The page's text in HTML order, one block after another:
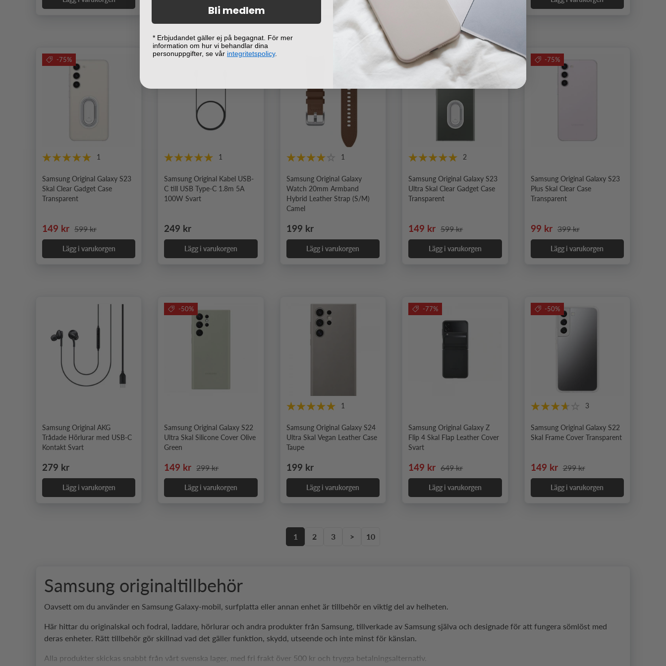
-75%
1
Samsung Original Galaxy S23
Skal Clear Gadget Case
Transparent
Nedsatt pris
149 kr Ordinarie pris
599 kr
Lägg i varukorgen
1
Samsung Original Kabel USB-
C till USB Type-C 1.8m 5A
100W Svart
Ordinarie pris
249 kr
Lägg i varukorgen
1
Samsung Original Galaxy
Watch 20mm Armband
Hybrid Leather Strap (S/M)
Camel
Ordinarie pris
199 kr
Lägg i varukorgen
-75%
2
Samsung Original Galaxy S23
Ultra Skal Clear Gadget Case
Transparent
Nedsatt pris
149 kr Ordinarie pris
599 kr
Lägg i varukorgen
-75%
Samsung Original Galaxy S23
Plus Skal Clear Case
Transparent
Nedsatt pris
99 kr Ordinarie pris
399 kr
Lägg i varukorgen
Samsung Original AKG
Trådade Hörlurar med USB-C
Kontakt Svart
Ordinarie pris
279 kr
Lägg i varukorgen
-50%
Samsung Original Galaxy S22
Ultra Skal Silicone Cover Olive
Green
Nedsatt pris
149 kr Ordinarie pris
299 kr
Lägg i varukorgen
1
Samsung Original Galaxy S24
Ultra Skal Vegan Leather Case
Taupe
Ordinarie pris
199 kr
Lägg i varukorgen
-77%
Samsung Original Galaxy Z
Flip 4 Skal Flap Leather Cover
Svart
Nedsatt pris
149 kr Ordinarie pris
649 kr
Lägg i varukorgen
-50%
3
Samsung Original Galaxy S22
Skal Frame Cover Transparent
Nedsatt pris
149 kr Ordinarie pris
299 kr
Lägg i varukorgen
1 2 3 > 10
Samsung originaltillbehör
Oavsett om du använder en Samsung Galaxy-mobil, surfplatta eller annan enhet är tillbehör en viktig del av helheten.
Här hittar du originalskal och fodral, laddare, hörlurar och andra produkter från Samsung, tillverkade av Samsung själva och designade för att fungera sömlöst med
deras enheter. Rätt tillbehör gör skillnad vad det gäller funktion, skydd, utseende och inte minst för känslan.
Alla produkter skickas snabbt från vårt svenska lager, med fri frakt över 500 kr och trygga betalningsalternativ.
Bli medlem
* Erbjudandet gäller ej på begagnat. För mer
information om hur vi behandlar dina
personuppgifter, se vår integritetspolicy.